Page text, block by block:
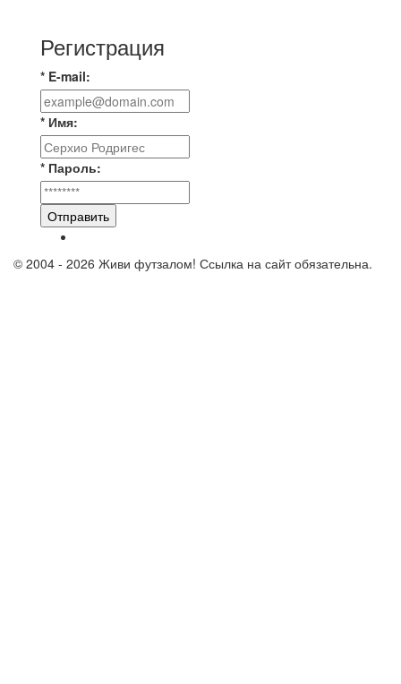
Регистрация
* E-mail:
* Имя:
* Пароль:
Отправить
© 2004 - 2026 Живи футзалом! Ссылка на сайт обязательна.